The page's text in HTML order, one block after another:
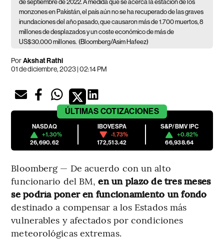
de septiembre de 2022. A medida que se acerca la estación de los
monzones en Pakistán, el país aún no se ha recuperado de las graves
inundaciones del año pasado, que causaron más de 1.700 muertos, 8
millones de desplazados y un coste económico de más de
US$30.000 millones. (Bloomberg/Asim Hafeez)
PorAkshat Rathi
01 de diciembre, 2023 | 02:14 PM
ÚLTIMAS COTIZACIONES
NASDAQ
+1.30%
26,690.62
IBOVESPA
-1.73%
172,513.42
S&P/BMV IPC
+0.82%
66,938.64
Bloomberg — De acuerdo con un alto
funcionario del BM,en un plazo de tres meses
se podría poner en funcionamiento un fondo
destinado a compensar a los Estados más
vulnerables y afectados por condiciones
meteorológicas extremas.